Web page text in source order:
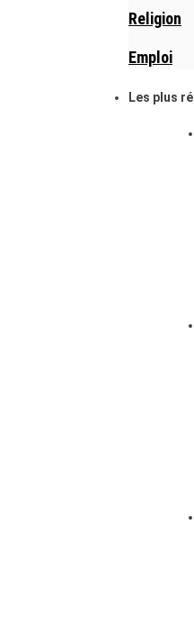
Religion
Emploi
Les plus